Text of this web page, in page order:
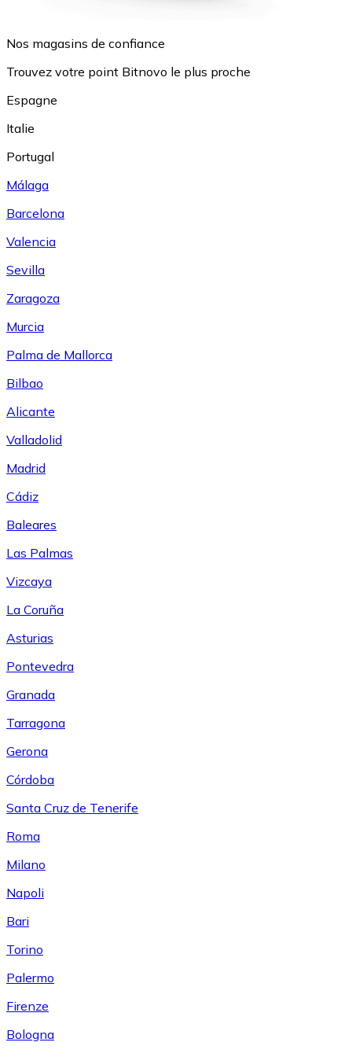
Nos magasins de confiance
Trouvez votre point Bitnovo le plus proche
Espagne
Italie
Portugal
Málaga
Barcelona
Valencia
Sevilla
Zaragoza
Murcia
Palma de Mallorca
Bilbao
Alicante
Valladolid
Madrid
Cádiz
Baleares
Las Palmas
Vizcaya
La Coruña
Asturias
Pontevedra
Granada
Tarragona
Gerona
Córdoba
Santa Cruz de Tenerife
Roma
Milano
Napoli
Bari
Torino
Palermo
Firenze
Bologna